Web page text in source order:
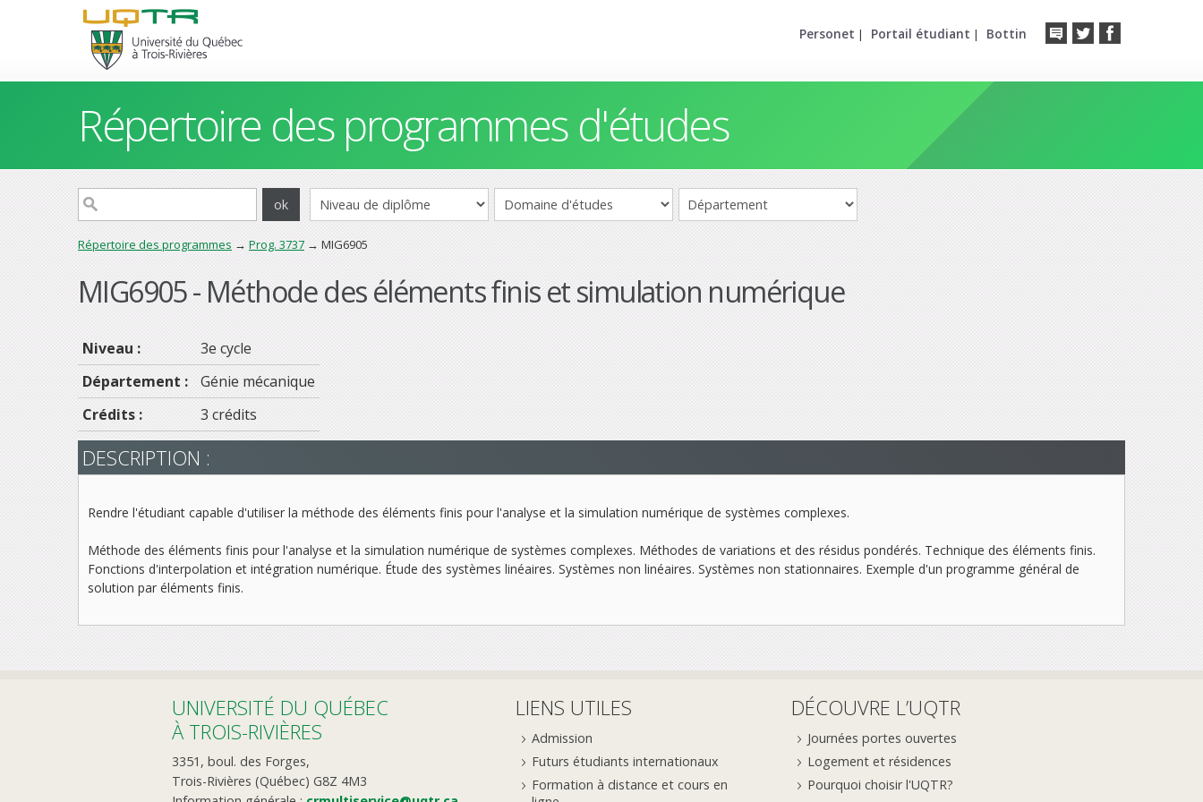
Personet | Portail étudiant | Bottin
Répertoire des programmes d'études
Répertoire des programmes → Prog. 3737 → MIG6905
MIG6905 - Méthode des éléments finis et simulation numérique
Niveau :
3e cycle
Département :
Génie mécanique
Crédits :
3 crédits
DESCRIPTION :
Rendre l'étudiant capable d'utiliser la méthode des éléments finis pour l'analyse et la simulation numérique de systèmes complexes.
Méthode des éléments finis pour l'analyse et la simulation numérique de systèmes complexes. Méthodes de variations et des résidus pondérés. Technique des éléments finis.
Fonctions d'interpolation et intégration numérique. Étude des systèmes linéaires. Systèmes non linéaires. Systèmes non stationnaires. Exemple d'un programme général de
solution par éléments finis.
UNIVERSITÉ DU QUÉBEC
À TROIS-RIVIÈRES
3351, boul. des Forges,
Trois-Rivières (Québec) G8Z 4M3
LIENS UTILES
Admission
Futurs étudiants internationaux
Formation à distance et cours en
DÉCOUVRE L’UQTR
Journées portes ouvertes
Logement et résidences
Pourquoi choisir l'UQTR?